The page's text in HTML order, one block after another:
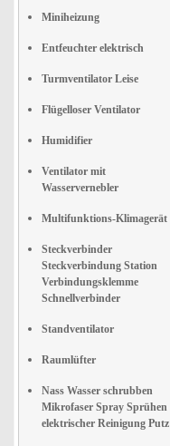
Miniheizung
Entfeuchter elektrisch
Turmventilator Leise
Flügelloser Ventilator
Humidifier
Ventilator mit
Wasservernebler
Multifunktions-Klimagerät
Steckverbinder
Steckverbindung Station
Verbindungsklemme
Schnellverbinder
Standventilator
Raumlüfter
Nass Wasser schrubben
Mikrofaser Spray Sprühen
elektrischer Reinigung Putz